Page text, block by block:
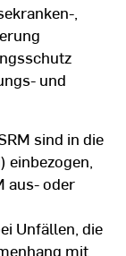
,
und
sind in die
aus- oder
Unfällen, die
mit